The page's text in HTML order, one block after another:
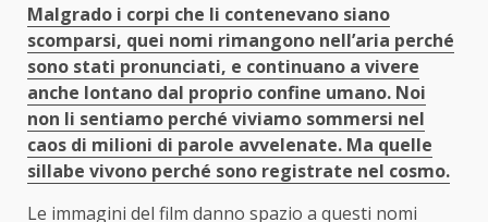
Malgrado i corpi che li contenevano siano
scomparsi, quei nomi rimangono nell’aria perché
sono stati pronunciati, e continuano a vivere
anche lontano dal proprio confine umano. Noi
non li sentiamo perché viviamo sommersi nel
caos di milioni di parole avvelenate. Ma quelle
sillabe vivono perché sono registrate nel cosmo.
Le immagini del film danno spazio a questi nomi